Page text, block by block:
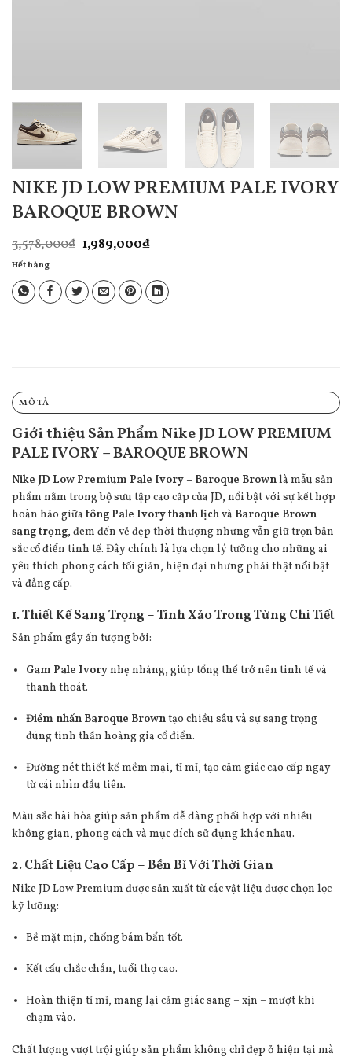
NIKE JD LOW PREMIUM PALE IVORY
BAROQUE BROWN
3,578,000₫ Giá
gốc
3,578,000₫.
1,989,000₫Giá
hiện
là:
1,989,000₫.
Hết hàng
MÔ TẢ
Giới thiệu Sản Phẩm Nike JD LOW PREMIUM
PALE IVORY – BAROQUE BROWN
Nike JD Low Premium Pale Ivory – Baroque Brownlà mẫu sản
phẩm nằm trong bộ sưu tập cao cấp của JD, nổi bật với sự kết hợp
hoàn hảo giữa tông Pale Ivory thanh lịchvà Baroque Brown
sang trọng, đem đến vẻ đẹp thời thượng nhưng vẫn giữ trọn bản
sắc cổ điển tinh tế. Đây chính là lựa chọn lý tưởng cho những ai
yêu thích phong cách tối giản, hiện đại nhưng phải thật nổi bật
và đẳng cấp.
1. Thiết Kế Sang Trọng – Tinh Xảo Trong Từng Chi Tiết
Sản phẩm gây ấn tượng bởi:
Gam Pale Ivorynhẹ nhàng, giúp tổng thể trở nên tinh tế và
thanh thoát.
Điểm nhấn Baroque Browntạo chiều sâu và sự sang trọng
đúng tinh thần hoàng gia cổ điển.
Đường nét thiết kế mềm mại, tỉ mỉ, tạo cảm giác cao cấp ngay
từ cái nhìn đầu tiên.
Màu sắc hài hòa giúp sản phẩm dễ dàng phối hợp với nhiều
không gian, phong cách và mục đích sử dụng khác nhau.
2. Chất Liệu Cao Cấp – Bền Bỉ Với Thời Gian
Nike JD Low Premium được sản xuất từ các vật liệu được chọn lọc
kỹ lưỡng:
Bề mặt mịn, chống bám bẩn tốt.
Kết cấu chắc chắn, tuổi thọ cao.
Hoàn thiện tỉ mỉ, mang lại cảm giác sang – xịn – mượt khi
chạm vào.
Chất lượng vượt trội giúp sản phẩm không chỉ đẹp ở hiện tại mà